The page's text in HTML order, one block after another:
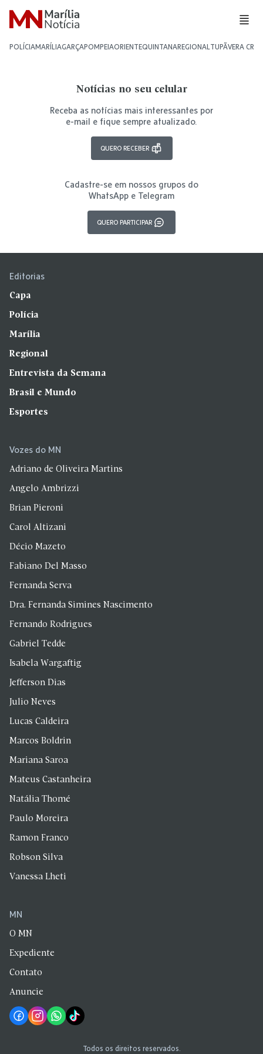
POLÍCIAMARÍLIAGARÇAPOMPEIAORIENTEQUINTANAREGIONALTUPÃVERA CRUZ
Notícias no seu celular
Receba as notícias mais interessantes por
e-mail e fique sempre atualizado.
QUERO RECEBER
Cadastre-se em nossos grupos do
WhatsApp e Telegram
QUERO PARTICIPAR
Editorias
Capa
Polícia
Marília
Regional
Entrevista da Semana
Brasil e Mundo
Esportes
Vozes do MN
Adriano de Oliveira Martins
Angelo Ambrizzi
Brian Pieroni
Carol Altizani
Décio Mazeto
Fabiano Del Masso
Fernanda Serva
Dra. Fernanda Simines Nascimento
Fernando Rodrigues
Gabriel Tedde
Isabela Wargaftig
Jefferson Dias
Julio Neves
Lucas Caldeira
Marcos Boldrin
Mariana Saroa
Mateus Castanheira
Natália Thomé
Paulo Moreira
Ramon Franco
Robson Silva
Vanessa Lheti
MN
O MN
Expediente
Contato
Anuncie
Todos os direitos reservados.